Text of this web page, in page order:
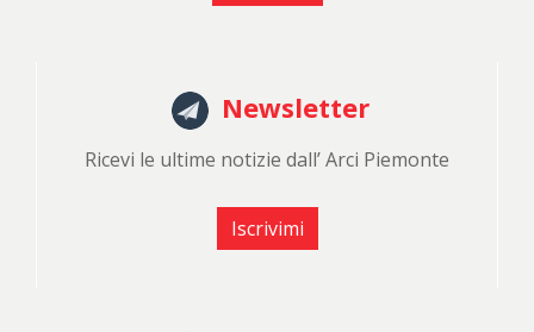
Newsletter
Ricevi le ultime notizie dall’ Arci Piemonte
Iscrivimi